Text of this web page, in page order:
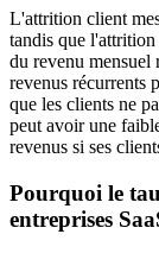
L'attrition client
tandis que
du revenu mensuel
revenus récurrents
que les clients ne
peut avoir une
revenus si ses
Pourquoi le
entreprises